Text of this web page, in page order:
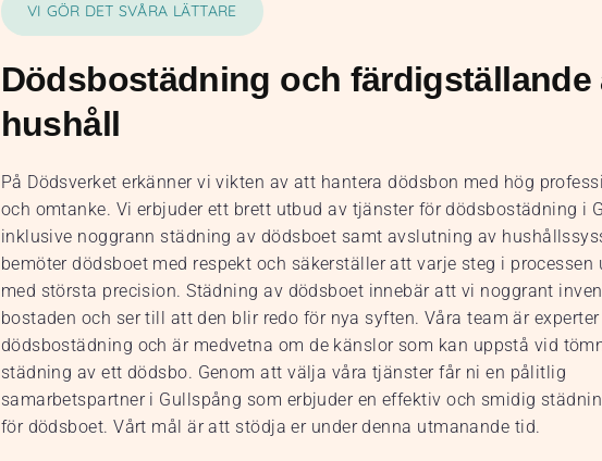
VI GÖR DET SVÅRA LÄTTARE
Dödsbostädning och färdigställande
hushåll
På Dödsverket erkänner vi vikten av att hantera dödsbon med hög
och omtanke. Vi erbjuder ett brett utbud av tjänster för dödsbostädning i
inklusive noggrann städning av dödsboet samt avslutning av
bemöter dödsboet med respekt och säkerställer att varje steg i processen
med största precision. Städning av dödsboet innebär att vi noggrant
bostaden och ser till att den blir redo för nya syften. Våra team är experter
dödsbostädning och är medvetna om de känslor som kan uppstå vid
städning av ett dödsbo. Genom att välja våra tjänster får ni en pålitlig
samarbetspartner i Gullspång som erbjuder en effektiv och smidig
för dödsboet. Vårt mål är att stödja er under denna utmanande tid.